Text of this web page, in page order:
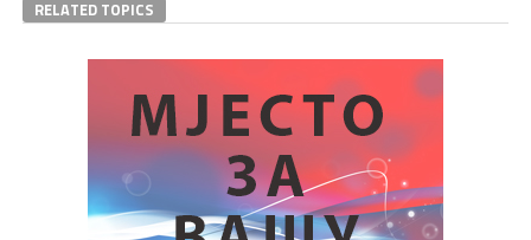
RELATED TOPICS